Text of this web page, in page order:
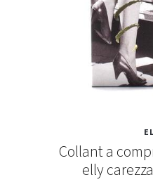
Collant a
elly